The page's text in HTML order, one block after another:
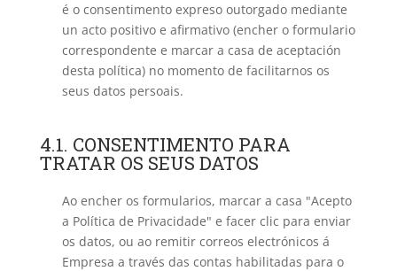
é o consentimento expreso outorgado mediante
un acto positivo e afirmativo (encher o formulario
correspondente e marcar a casa de aceptación
desta política) no momento de facilitarnos os
seus datos persoais.
4.1. CONSENTIMENTO PARA
TRATAR OS SEUS DATOS
Ao encher os formularios, marcar a casa "Acepto
a Política de Privacidade" e facer clic para enviar
os datos, ou ao remitir correos electrónicos á
Empresa a través das contas habilitadas para o